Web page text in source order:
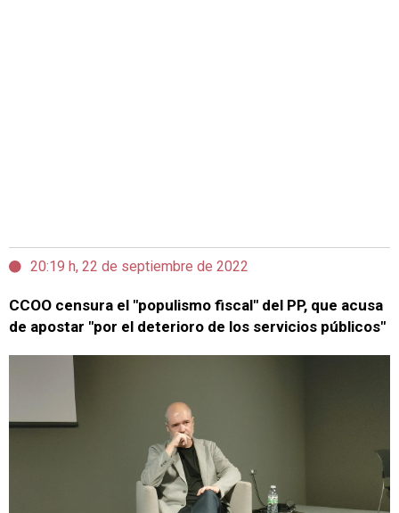
20:19 h, 22 de septiembre de 2022
CCOO censura el "populismo fiscal" del PP, que acusa
de apostar "por el deterioro de los servicios públicos"